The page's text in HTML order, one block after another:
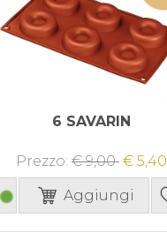
6 SAVARIN
Prezzo: € 9,00 € 5,40
Aggiungi